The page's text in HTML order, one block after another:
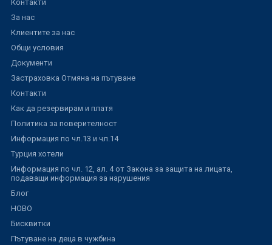
Контакти
За нас
Клиентите за нас
Общи условия
Документи
Застраховка Отмяна на пътуване
Контакти
Как да резервирам и платя
Политика за поверителност
Информация по чл.13 и чл.14
Турция хотели
Информация по чл. 12, ал. 4 от Закона за защита на лицата,
подаващи информация за нарушения
Блог
НОВО
Бисквитки
Пътуване на деца в чужбина